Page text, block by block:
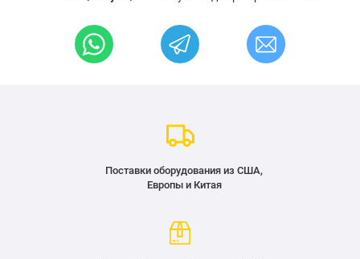
Поставки оборудования из США,
Европы и Китая